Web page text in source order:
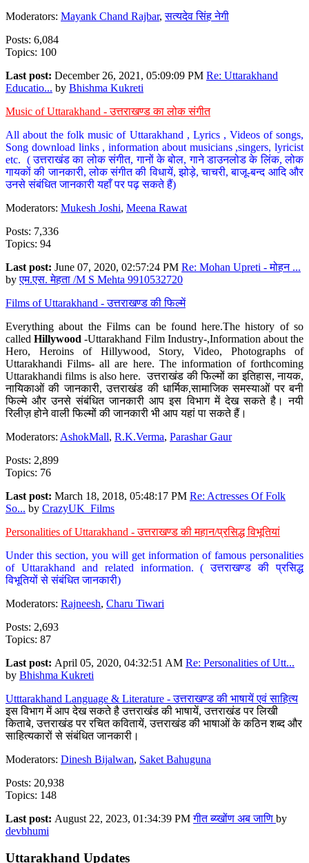
Moderators: Mayank Chand Rajbar,सत्यदेव सिंह नेगी
Posts: 6,084
Topics: 100
Last post: December 26, 2021, 05:09:09 PM Re: Uttarakhand
Educatio... by Bhishma Kukreti
Music of Uttarakhand - उत्तराखण्ड का लोक संगीत
All about the folk music of Uttarakhand , Lyrics , Videos of songs,
Song download links , information about musicians ,singers, lyricist
etc. ( उत्तराखंड का लोक संगीत, गानों के बोल, गाने डाउनलोड के लिंक, लोक
गायकों की जानकारी, लोक संगीत की विधायें, झोड़े, चाचरी, बाजू-बन्द आदि और
उनसे संबंधित जानकारी यहाँ पर पढ़ सकते हैं)
Moderators: Mukesh Joshi, Meena Rawat
Posts: 7,336
Topics: 94
Last post: June 07, 2020, 02:57:24 PM Re: Mohan Upreti - मोहन ...
byएम.एस. मेहता /M S Mehta 9910532720
Films of Uttarakhand - उत्तराखण्ड की फिल्में
Everything about the Films can be found here.The history of so
calledHillywood-Uttarakhand Film Industry-,Information about the
Hero, Heroins of Hillywood, Story, Video, Photographs of
Uttarakhandi Films- all are here. The information of forthcoming
Uttarakhandi films is also here. उत्तराखंड की फिल्मों का इतिहास, नायक,
नायिकाओं की जानकारी, उत्तराखंड की धार्मिक,सामाजिक समस्याओं पर बनी
फिल्मे और उनसे संबंधित जानकारी आप इस विभाग में देख सकते है। नयी
रिलीज़ होने वाली फिल्मों की जानकारी भी आप यहां पा सकते हैं।
Moderators: AshokMall, R.K.Verma, Parashar Gaur
Posts: 2,899
Topics: 76
Last post: March 18, 2018, 05:48:17 PM Re: Actresses Of Folk
So... by CrazyUK_Films
Personalities of Uttarakhand - उत्तराखण्ड की महान/प्रसिद्ध विभूतियां
Under this section, you will get information of famous personalities
of Uttarakhand and related information. ( उत्तराखण्ड की प्रसिद्ध
विभूतियों से संबंधित जानकारी)
Moderators: Rajneesh, Charu Tiwari
Posts: 2,693
Topics: 87
Last post: April 05, 2020, 04:32:51 AM Re: Personalities of Utt...
by Bhishma Kukreti
Utttarakhand Language & Literature - उत्तराखण्ड की भाषायें एवं साहित्य
इस विभाग में आप देख सकते है उत्तराखंड की भाषायें, उत्तराखंड पर लिखी
किताबे, उत्तराखंड पर रचित कवितायें, उत्तराखंड की भाषाओं के कठिन शब्द और
साहित्यकारों से संबंधित जानकारी।
Moderators: Dinesh Bijalwan, Saket Bahuguna
Posts: 20,938
Topics: 148
Last post: August 22, 2023, 01:34:39 PMगीत ब्य्खोंण अब जाणि by
devbhumi
Uttarakhand Updates